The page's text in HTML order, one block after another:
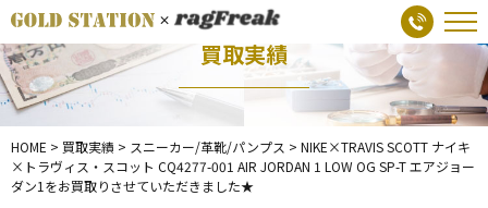
買取実績
HOME > 買取実績 > スニーカー/革靴/パンプス > NIKE×TRAVIS SCOTT ナイキ
×トラヴィス・スコット CQ4277-001 AIR JORDAN 1 LOW OG SP-T エアジョー
ダン1をお買取りさせていただきました★